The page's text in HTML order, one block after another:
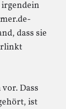
dass sie
Dass
ist